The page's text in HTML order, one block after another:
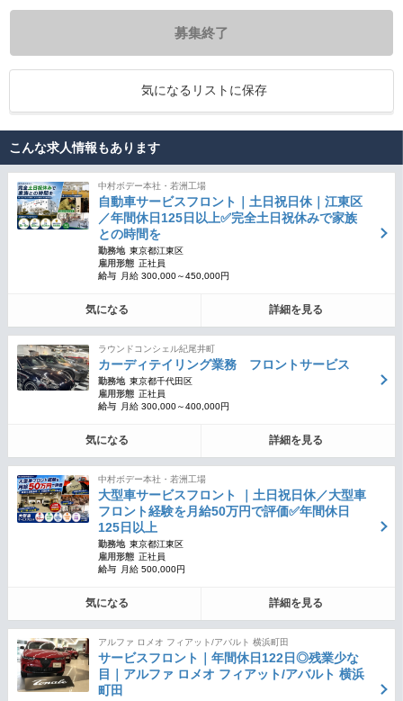
募集終了
気になるリストに保存
こんな求人情報もあります
中村ボデー本社・若洲工場
自動車サービスフロント｜土日祝日休｜江東区
／年間休日125日以上✅完全土日祝休みで家族
との時間を
勤務地 東京都江東区
雇用形態 正社員
給与
月給 300,000～450,000円
気になる 詳細を見る
ラウンドコンシェル紀尾井町
カーディテイリング業務 フロントサービス
勤務地 東京都千代田区
雇用形態 正社員
給与
月給 300,000～400,000円
気になる 詳細を見る
中村ボデー本社・若洲工場
大型車サービスフロント ｜土日祝日休／大型車
フロント経験を月給50万円で評価✅年間休日
125日以上
勤務地 東京都江東区
雇用形態 正社員
給与
月給 500,000円
気になる 詳細を見る
アルファ ロメオ フィアット/アバルト 横浜町田
サービスフロント｜年間休日122日◎残業少な
目｜アルファ ロメオ フィアット/アバルト 横浜
町田